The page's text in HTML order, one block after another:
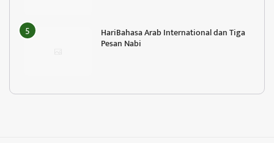
HariBahasa Arab International dan Tiga
Pesan Nabi